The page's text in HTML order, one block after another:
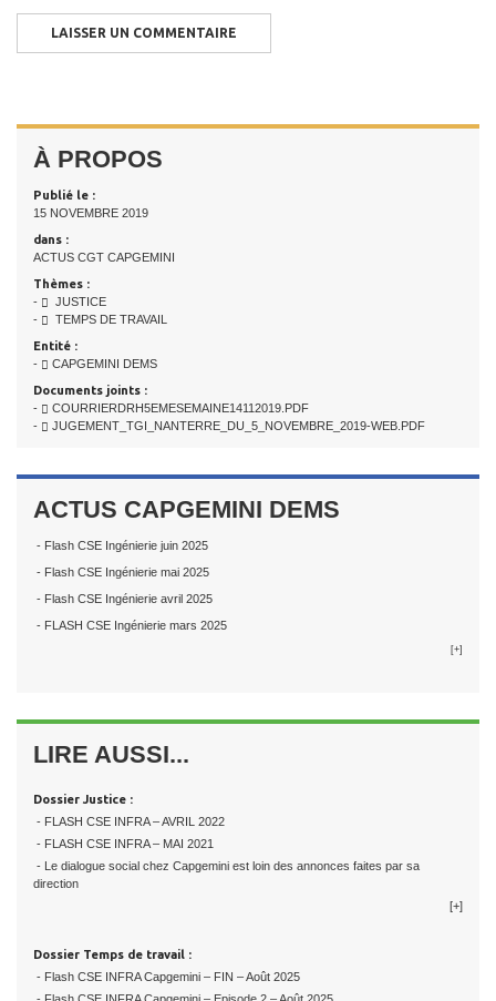
À PROPOS
Publié le :
15 NOVEMBRE 2019
dans :
ACTUS CGT CAPGEMINI
Thèmes :
-
JUSTICE
-
TEMPS DE TRAVAIL
Entité :
-
CAPGEMINI DEMS
Documents joints :
-
COURRIERDRH5EMESEMAINE14112019.PDF
-
JUGEMENT_TGI_NANTERRE_DU_5_NOVEMBRE_2019-WEB.PDF
ACTUS CAPGEMINI DEMS
- Flash CSE Ingénierie juin 2025
- Flash CSE Ingénierie mai 2025
- Flash CSE Ingénierie avril 2025
- FLASH CSE Ingénierie mars 2025
[+]
LIRE AUSSI...
Dossier Justice :
- FLASH CSE INFRA – AVRIL 2022
- FLASH CSE INFRA – MAI 2021
- Le dialogue social chez Capgemini est loin des annonces faites par sa
direction
[+]
Dossier Temps de travail :
- Flash CSE INFRA Capgemini – FIN – Août 2025